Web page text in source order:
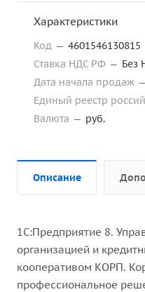
Характеристики
Код — 4601546130815
Ставка НДС РФ — Без
Дата начала продаж —
Единый реестр
Валюта — руб.
Описание
1С:Предприятие 8.
организацией и
кооперативом КОРП.
профессиональное